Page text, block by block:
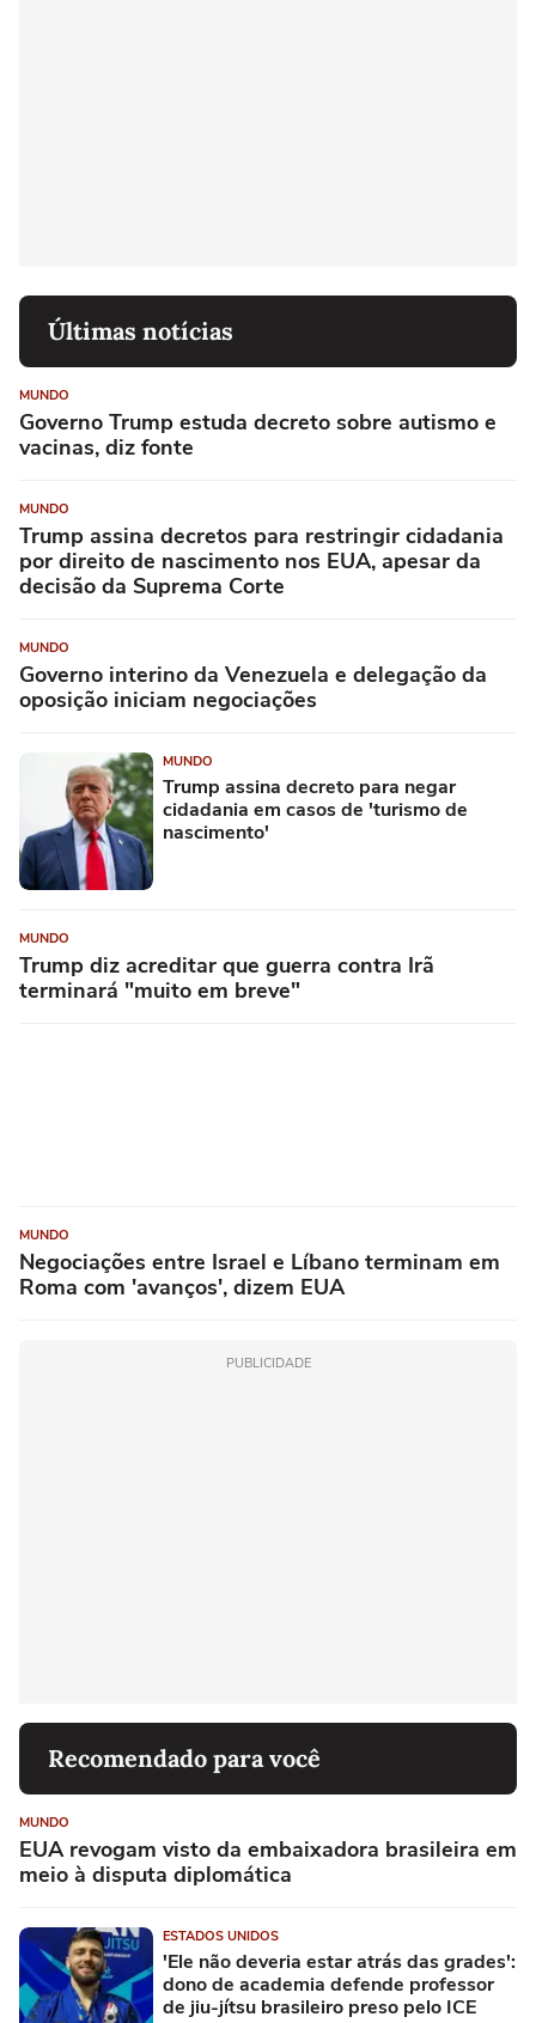
Últimas notícias
MUNDO
Governo Trump estuda decreto sobre autismo e
vacinas, diz fonte
MUNDO
Trump assina decretos para restringir cidadania
por direito de nascimento nos EUA, apesar da
decisão da Suprema Corte
MUNDO
Governo interino da Venezuela e delegação da
oposição iniciam negociações
MUNDO
Trump assina decreto para negar
cidadania em casos de 'turismo de
nascimento'
MUNDO
Trump diz acreditar que guerra contra Irã
terminará "muito em breve"
MUNDO
Negociações entre Israel e Líbano terminam em
Roma com 'avanços', dizem EUA
PUBLICIDADE
Recomendado para você
MUNDO
EUA revogam visto da embaixadora brasileira em
meio à disputa diplomática
ESTADOS UNIDOS
'Ele não deveria estar atrás das grades':
dono de academia defende professor
de jiu-jítsu brasileiro preso pelo ICE